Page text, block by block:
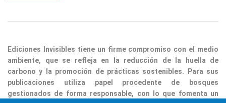
Ediciones Invisibles tiene un firme compromiso con el medio
ambiente, que se refleja en la reducción de la huella de
carbono y la promoción de prácticas sostenibles. Para sus
publicaciones utiliza papel procedente de bosques
gestionados de forma responsable, con lo que fomenta un